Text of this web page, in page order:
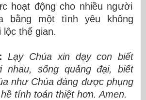
c hoạt động cho nhiều người
bằng một tình yêu không
i l ộc thế gian.
: Lạy Chúa xin dạy con biết
i nhau, sống quảngđại, biết
a nhưChúađáng được phụng
ề tính toán thiệt hơn. Amen.